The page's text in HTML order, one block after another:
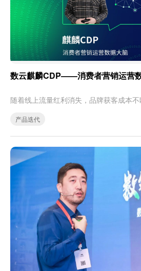
数云麒麟CDP——消费者营销运营
产品迭代